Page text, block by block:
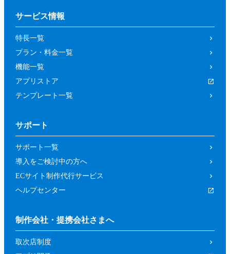
サービス情報
特長一覧
プラン・料金一覧
機能一覧
アプリストア
テンプレート一覧
サポート
サポート一覧
導入をご検討中の方へ
ECサイト制作代行サービス
ヘルプセンター
制作会社・提携会社さまへ
取次店制度